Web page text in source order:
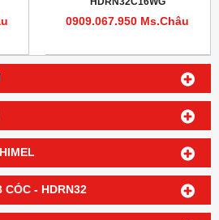
CÓC - HDRN32
0909.067.950 Ms.Châu